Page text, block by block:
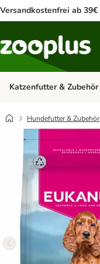
Versandkostenfrei ab 39€
Katzenfutter & Zubehör
Hundefutter & Zubehör